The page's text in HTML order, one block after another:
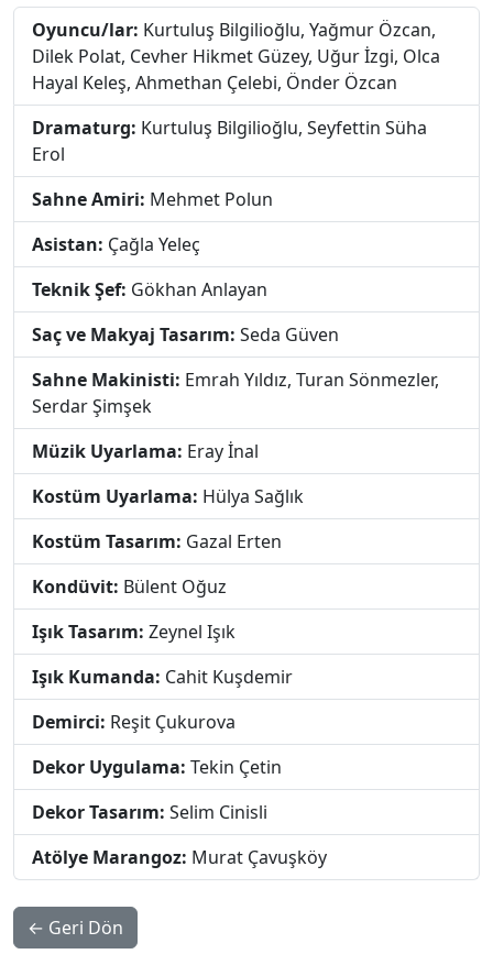
Oyuncu/lar: Kurtuluş Bilgilioğlu, Yağmur Özcan,
Dilek Polat, Cevher Hikmet Güzey, Uğur İzgi, Olca
Hayal Keleş, Ahmethan Çelebi, Önder Özcan
Dramaturg: Kurtuluş Bilgilioğlu, Seyfettin Süha
Erol
Sahne Amiri: Mehmet Polun
Asistan: Çağla Yeleç
Teknik Şef: Gökhan Anlayan
Saç ve Makyaj Tasarım: Seda Güven
Sahne Makinisti: Emrah Yıldız, Turan Sönmezler,
Serdar Şimşek
Müzik Uyarlama: Eray İnal
Kostüm Uyarlama: Hülya Sağlık
Kostüm Tasarım: Gazal Erten
Kondüvit: Bülent Oğuz
Işık Tasarım: Zeynel Işık
Işık Kumanda: Cahit Kuşdemir
Demirci: Reşit Çukurova
Dekor Uygulama: Tekin Çetin
Dekor Tasarım: Selim Cinisli
Atölye Marangoz: Murat Çavuşköy
← Geri Dön